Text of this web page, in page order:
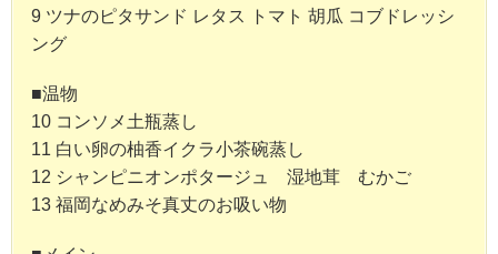
9 ツナのピタサンド レタス トマト 胡瓜 コブドレッシ
ング
■温物
10 コンソメ土瓶蒸し
11 白い卵の柚香イクラ小茶碗蒸し
12 シャンピニオンポタージュ 湿地茸 むかご
13 福岡なめみそ真丈のお吸い物